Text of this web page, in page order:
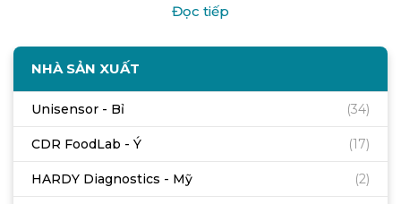
Đọc tiếp
NHÀ SẢN XUẤT
Unisensor - Bỉ (34)
CDR FoodLab - Ý (17)
HARDY Diagnostics - Mỹ (2)